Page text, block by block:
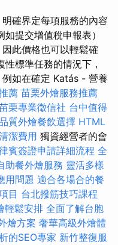
確界定每項服務的內容
提交增值稅申報表）
此價格也可以輕鬆確
標準任務的情況下，
如在確定 Katás - 營養
薦 苗栗外燴服務推薦
栗專業徵信社 台中值得
質外燴餐飲選擇 HTML
潔費用 獨資經營者的會
賓簽證申請詳細流程 全
助餐外燴服務 靈活多樣
用問題 適合各場合的餐
目 台北撥筋技巧課程
輕鬆安排 全面了解台胞
燴方案 奢華高級外燴體
的SEO專家 新竹整復服